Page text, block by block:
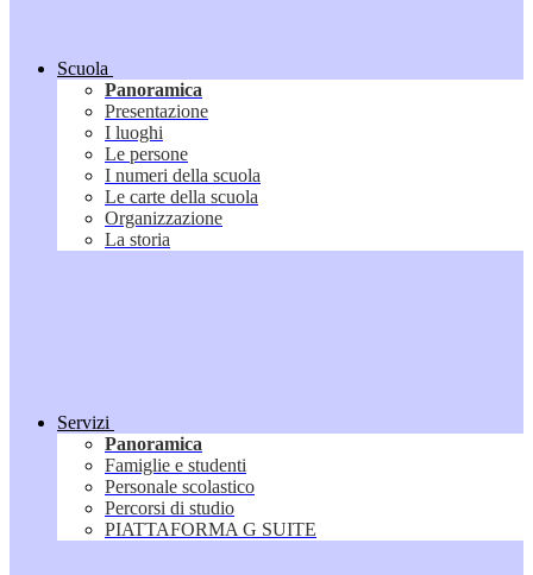
Scuola
Panoramica
Presentazione
I luoghi
Le persone
I numeri della scuola
Le carte della scuola
Organizzazione
La storia
Servizi
Panoramica
Famiglie e studenti
Personale scolastico
Percorsi di studio
PIATTAFORMA G SUITE